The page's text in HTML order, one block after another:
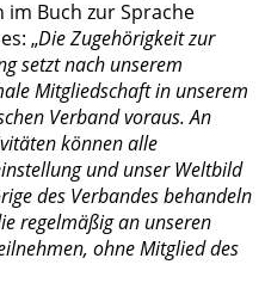
Buch zur Sprache
„Die Zugehörigkeit zur
setzt nach unserem
Mitgliedschaft in unserem
Verband voraus. An
können alle
und unser Weltbild
des Verbandes behandeln
regelmäßig an unseren
ohne Mitglied des